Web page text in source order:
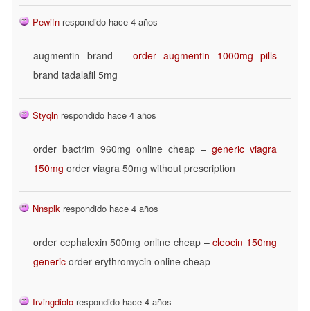
Pewifn respondido hace 4 años
augmentin brand – order augmentin 1000mg pills
brand tadalafil 5mg
Styqln respondido hace 4 años
order bactrim 960mg online cheap – generic viagra
150mg order viagra 50mg without prescription
Nnsplk respondido hace 4 años
order cephalexin 500mg online cheap –cleocin 150mg
generic order erythromycin online cheap
Irvingdiolo respondido hace 4 años